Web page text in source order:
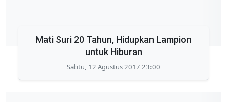
Mati Suri 20 Tahun, Hidupkan Lampion
untuk Hiburan
Sabtu, 12 Agustus 2017 23:00